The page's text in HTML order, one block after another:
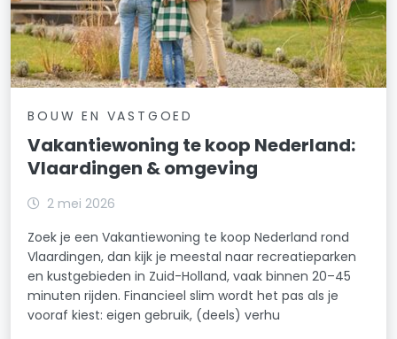
BOUW EN VASTGOED
Vakantiewoning te koop Nederland:
Vlaardingen & omgeving
2 mei 2026
Zoek je een Vakantiewoning te koop Nederland rond
Vlaardingen, dan kijk je meestal naar recreatieparken
en kustgebieden in Zuid-Holland, vaak binnen 20–45
minuten rijden. Financieel slim wordt het pas als je
vooraf kiest: eigen gebruik, (deels) verhu